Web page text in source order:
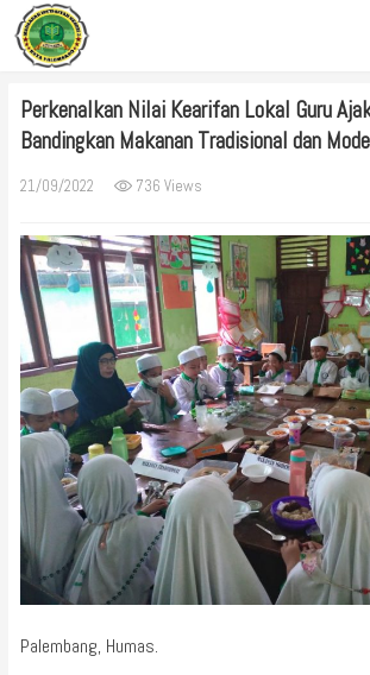
Perkenalkan Nilai Kearifan Lokal Guru
Bandingkan Makanan Tradisional dan
21/09/2022 736 Views
Palembang, Humas.